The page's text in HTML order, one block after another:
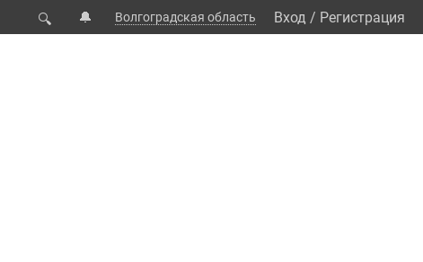
🔍 🔔 Волгоградская область Вход / Регистрация